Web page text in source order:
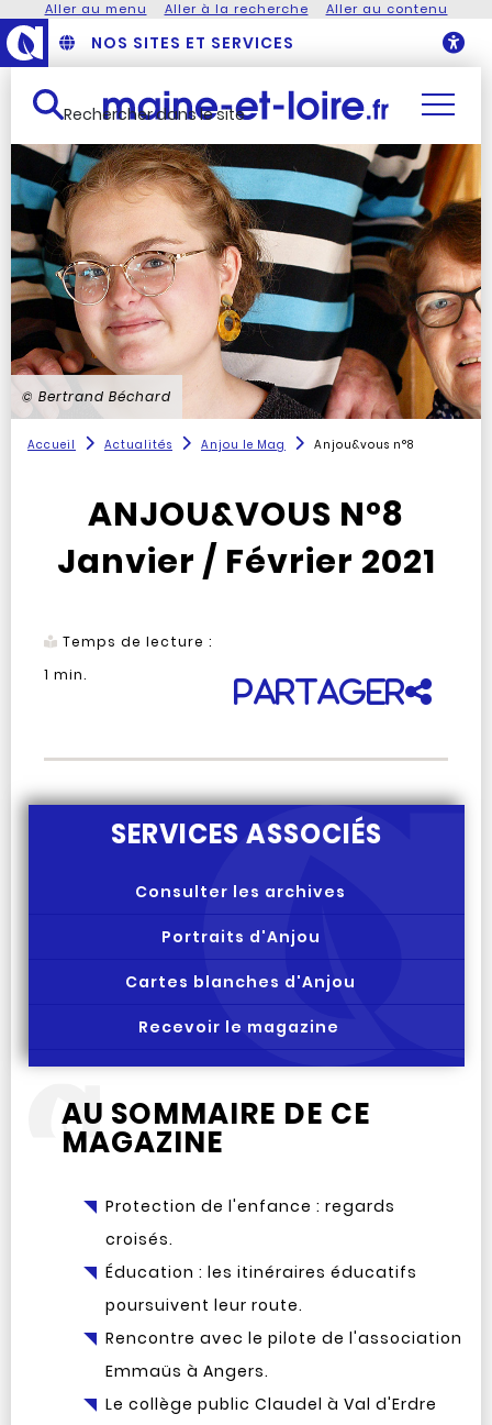
Aller au menu Aller à la recherche Aller au contenu
NOS SITES ET SERVICES
Rechercher dans le site
© Bertrand Béchard
Accueil Actualités Anjou le Mag Anjou&vous n°8
ANJOU&VOUS N°8
Janvier / Février 2021
Temps de lecture :
1 min.
Partager
SERVICES ASSOCIÉS
Consulter les archives
Portraits d'Anjou
Cartes blanches d'Anjou
Recevoir le magazine
AU SOMMAIRE DE CE
MAGAZINE
Protection de l'enfance : regards
croisés.
Éducation : les itinéraires éducatifs
poursuivent leur route.
Rencontre avec le pilote de l'association
Emmaüs à Angers.
Le collège public Claudel à Val d'Erdre